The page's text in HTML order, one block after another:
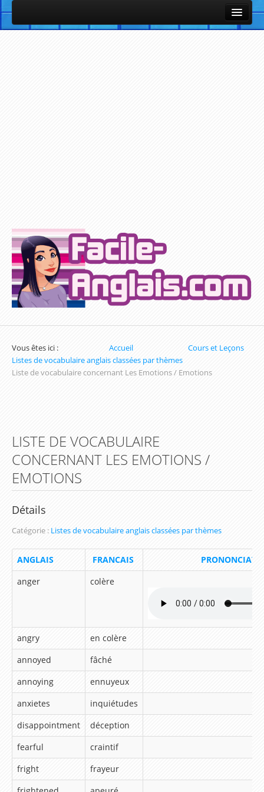
Exercices avec support Audio
Plus d'Exercices
Exercices sur la Date en Anglais
Exercices sur les Nombres en Anglais
Exercices pour apprendre l'heure en Anglais
Exercices de Conjugaison en Anglais
Exercices de Grammaire Anglaise
obligatoire)
Parcours du Présent Simple
Parcours sur les Couleurs en Anglais
Parcours du prétérit simple / Simple Past
Parcours d'apprentissage sur les Nombres
Se présenter en anglais
Les Modaux en Anglais
Parcours d'apprentissage sur le pluriel en Anglais
Ecrire la date en Anglais
Les Ressources de la Méthode
Leçon 1 My name is Steeve. I want to speak
english!
Leçon 2 Meeting a new friend
Lesson 3 – How are you ?
Lesson 4 – How old are you ?
Lesson 5 – My family
Vous êtes ici : Accueil
Cours et Leçons
Listes de vocabulaire anglais classées par thèmes
Liste de vocabulaire concernant Les Emotions / Emotions
LISTE DE VOCABULAIRE
CONCERNANT LES EMOTIONS /
EMOTIONS
Détails
Catégorie : Listes de vocabulaire anglais classées par thèmes
ANGLAIS FRANCAIS
anger
colère
angry
en colère
annoyed
fâché
annoying
ennuyeux
anxietes
inquiétudes
disappointment
déception
fearful
craintif
fright
frayeur